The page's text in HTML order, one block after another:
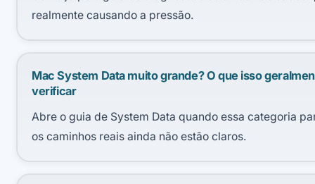
realmente causando a pressão.
Mac System Data muito grande? O que isso
verificar
Abre o guia de System Data quando essa categoria
os caminhos reais ainda não estão claros.